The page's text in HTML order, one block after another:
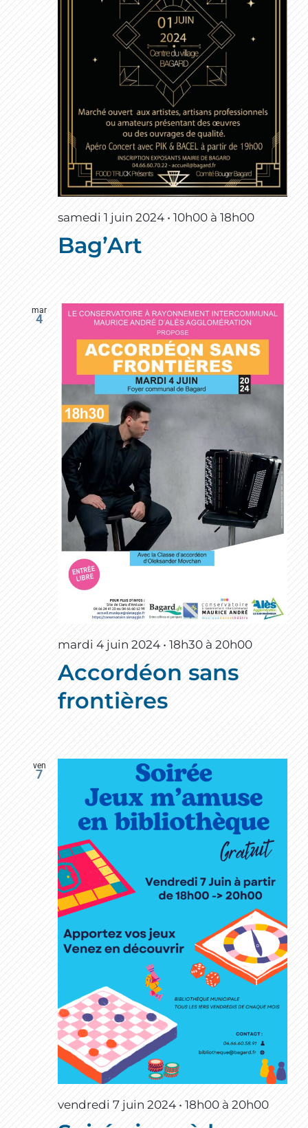
samedi 1 juin 2024 • 10h00 à 18h00
Bag’Art
mar
4
mardi 4 juin 2024 • 18h30 à20h00
Accordéon sans
frontières
ven
7
vendredi 7 juin 2024 • 18h00 à 20h00